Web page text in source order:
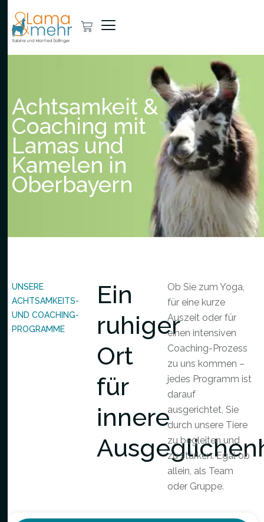
Achtsamkeit &
Coaching mit
Lamas und
Kamelen in
Oberbayern
UNSERE
ACHTSAMKEITS-
UND COACHING-
PROGRAMME
Ein
ruhiger
Ort
für
innere
Ob Sie zum Yoga,
für eine kurze
Auszeit oder für
einen intensiven
Coaching-Prozess
zu uns kommen –
jedes Programm ist
darauf
ausgerichtet, Sie
durch unsere Tiere
zu begleiten und
zu stärken. Egal ob
allein, als Team
oder Gruppe.